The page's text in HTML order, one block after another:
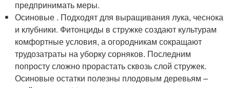
предпринимать меры.
Осиновые . Подходят для выращивания лука, чеснока
и клубники. Фитонциды в стружке создают культурам
комфортные условия, а огородникам сокращают
трудозатраты на уборку сорняков. Последним
попросту сложно прорастать сквозь слой стружек.
Осиновые остатки полезны плодовым деревьям –